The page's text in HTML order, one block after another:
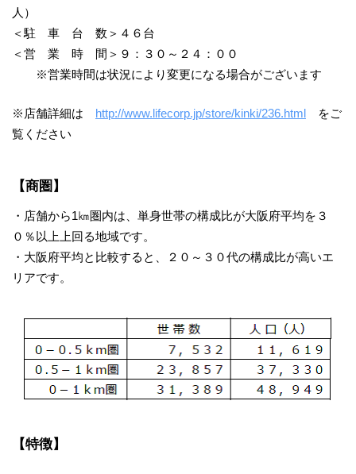
人）
＜駐 車 台 数＞４６台
＜営 業 時 間＞９：３０～２４：００
※営業時間は状況により変更になる場合がございます
※店舗詳細は http://www.lifecorp.jp/store/kinki/236.html をご
覧ください
【商圏】
・店舗から1㎞圏内は、単身世帯の構成比が大阪府平均を３
０％以上上回る地域です。
・大阪府平均と比較すると、２０～３０代の構成比が高いエ
リアです。
【特徴】